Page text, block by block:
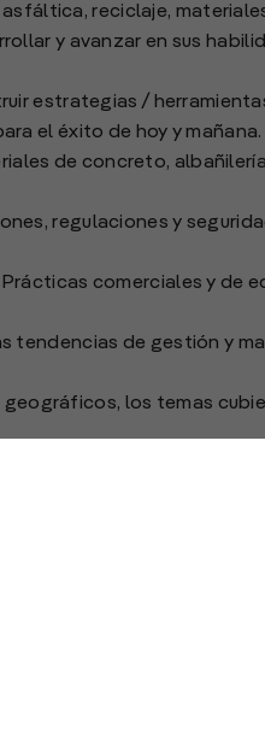
reciclaje,
y avanzar en sus
estrategias /
el éxito de hoy y mañana.
de concreto,
regulaciones y
Prácticas comerciales y de
tendencias de gestión y
los temas